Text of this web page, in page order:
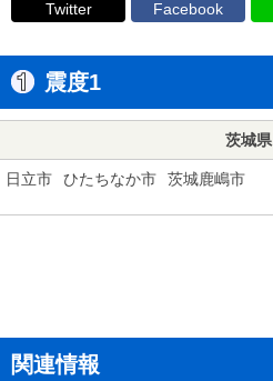
Twitter Facebook
震度1
茨城県
日立市 ひたちなか市 茨城鹿嶋市
関連情報